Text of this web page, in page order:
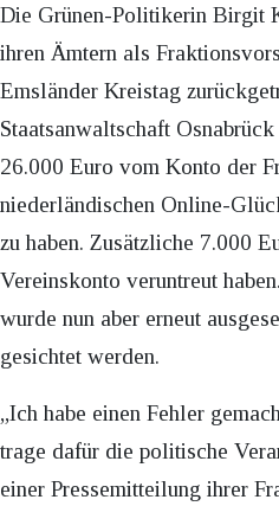
Die Grünen-Politikerin Birgit
ihren Ämtern als
Emsländer Kreistag
Staatsanwaltschaft
26.000 Euro vom Konto der
niederländischen Online-
zu haben. Zusätzliche 7.000
Vereinskonto veruntreut
wurde nun aber erneut
gesichtet werden.
„Ich habe einen Fehler
trage dafür die politische
einer Pressemitteilung ihrer